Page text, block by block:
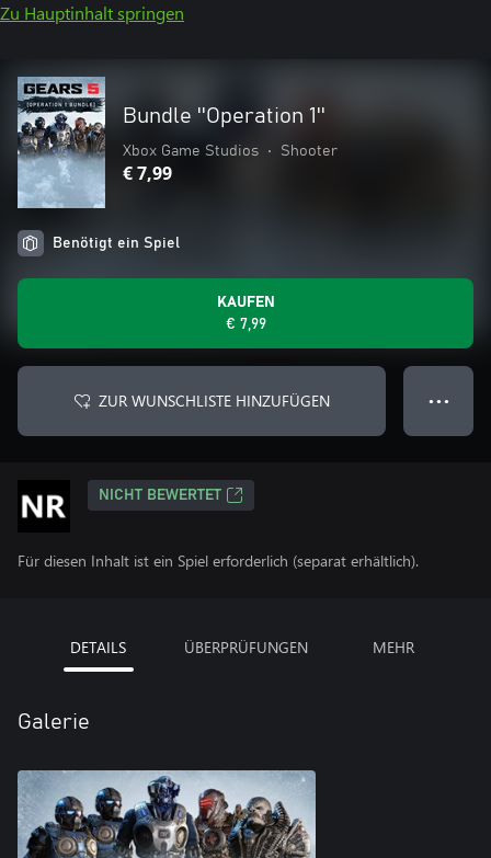
Zu Hauptinhalt springen
Bundle ''Operation 1''
Xbox Game Studios • Shooter
€ 7,99
Benötigt ein Spiel
KAUFEN
€ 7,99
ZUR WUNSCHLISTE HINZUFÜGEN ● ● ●
NICHT BEWERTET
Für diesen Inhalt ist ein Spiel erforderlich (separat erhältlich).
DETAILS ÜBERPRÜFUNGEN MEHR
Galerie